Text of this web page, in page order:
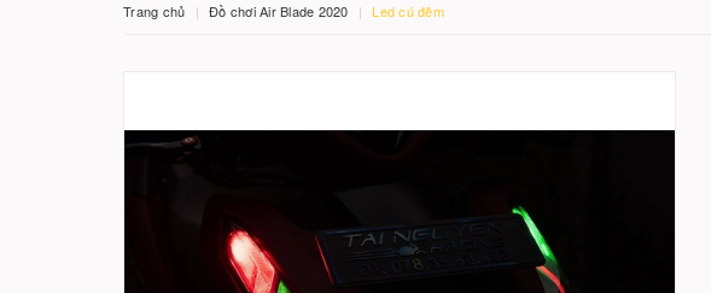
Trang chủ Đồ chơi Air Blade 2020 Led cú đêm